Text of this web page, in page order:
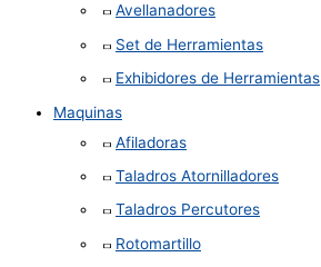
Avellanadores
Set de Herramientas
Exhibidores de Herramientas
Maquinas
Afiladoras
Taladros Atornilladores
Taladros Percutores
Rotomartillo